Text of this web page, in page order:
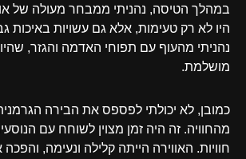
במהלך הטיסה, נהניתי ממבחר מעולה של
היו לא רק טעימות, אלא גם עשויות באיכות
נהניתי מהעוף עם תפוחי האדמה והגזר,
מושלמת.
כמובן, לא יכולתי לפספס את הבירה
מהחוויה. זה היה זמן מצוין לשוחח עם
חוויות. האווירה הייתה קלילה ונעימה,